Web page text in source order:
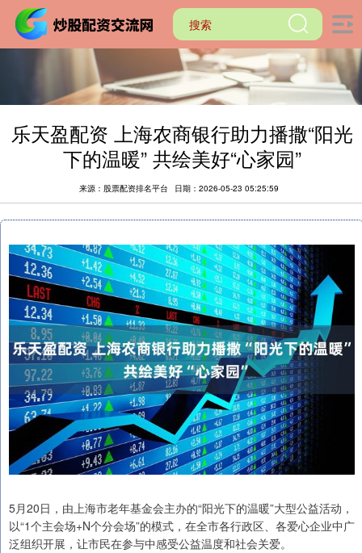
乐天盈配资 上海农商银行助力播撒“阳光
下的温暖” 共绘美好“心家园”
来源：股票配资排名平台 日期：2026-05-23 05:25:59
5月20日，由上海市老年基金会主办的“阳光下的温暖”大型公益活动，
以“1个主会场+N个分会场”的模式，在全市各行政区、各爱心企业中广
泛组织开展，让市民在参与中感受公益温度和社会关爱。